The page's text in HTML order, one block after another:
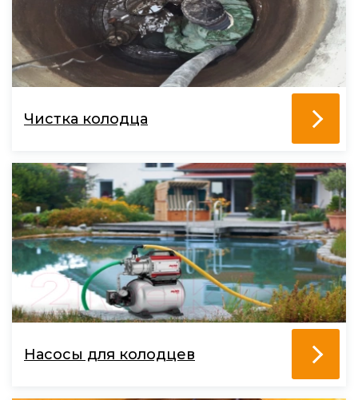
Чистка колодца
Насосы для колодцев